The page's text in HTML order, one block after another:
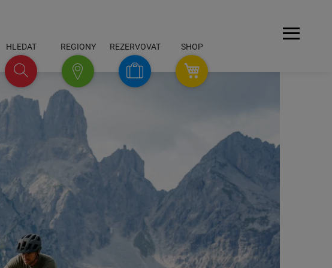
HLEDAT REGIONY
Regiony
REZERVOVAT SHOP
SHOP